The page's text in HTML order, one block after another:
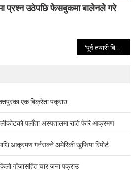
प्रश्न उठेपछि फेसबुकमा बालेनले गरे
‘पूर्व तयारी बिना पूर्वाधार आयोजना सञ्चालन गर्न नहुने’
एक बिक्रेता पक्राउ
पलाँता अस्पतालमा राति फेरि आक्रमण
आक्रमण गर्नसक्ने अमेरिकी खुफिया रिपोर्ट
गाँजासहित चार जना पक्राउ